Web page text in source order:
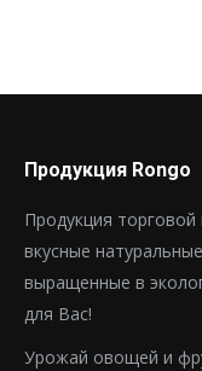
Продукция Rongo
Продукция
вкусные
выращенные в
для Вас!
Урожай овощей и